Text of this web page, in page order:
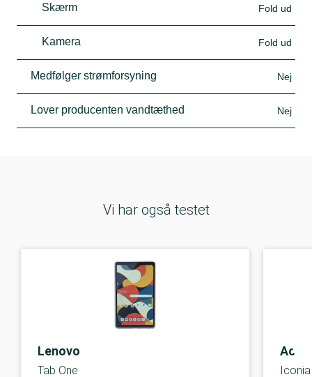
Skærm Fold ud
Kamera Fold ud
Medfølger strømforsyning Nej
Lover producenten vandtæthed Nej
Vi har også testet
Lenovo
Tab One
Acer